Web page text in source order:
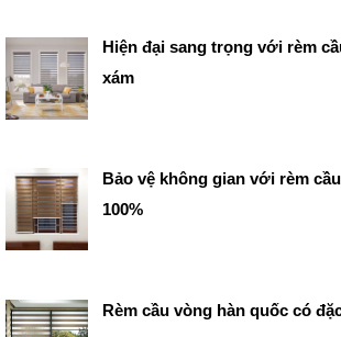
Hiện đại sang trọng với rèm
xám
Bảo vệ không gian với rèm
100%
Rèm cầu vòng hàn quốc có